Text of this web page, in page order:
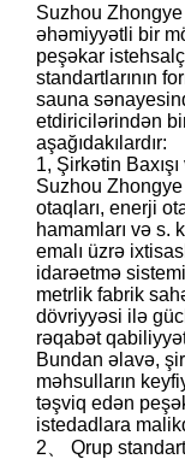
Suzhou
əhəmiyyətli bir
peşəkar
standartlarının
sauna
etdiricilərindən
aşağıdakılardır:
1, Şirkətin
Suzhou
otaqları, enerji
hamamları və s.
emalı üzrə
idarəetmə
metrlik fabrik
dövriyyəsi ilə
rəqabət
Bundan əlavə,
məhsulların
təşviq edən
istedadlara
2、 Qrup